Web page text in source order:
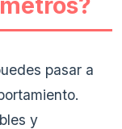
pasar a
y